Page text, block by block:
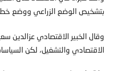
بتشخيص الوضع الزراعي ووضع
وقال الخبير الاقتصادي عزالدين
الاقتصادي والتشغيل، لكن